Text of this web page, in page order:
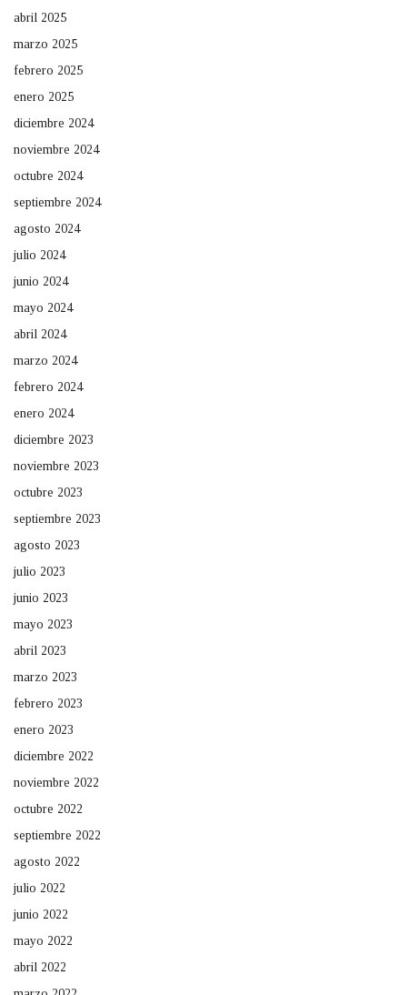
abril 2025
marzo 2025
febrero 2025
enero 2025
diciembre 2024
noviembre 2024
octubre 2024
septiembre 2024
agosto 2024
julio 2024
junio 2024
mayo 2024
abril 2024
marzo 2024
febrero 2024
enero 2024
diciembre 2023
noviembre 2023
octubre 2023
septiembre 2023
agosto 2023
julio 2023
junio 2023
mayo 2023
abril 2023
marzo 2023
febrero 2023
enero 2023
diciembre 2022
noviembre 2022
octubre 2022
septiembre 2022
agosto 2022
julio 2022
junio 2022
mayo 2022
abril 2022